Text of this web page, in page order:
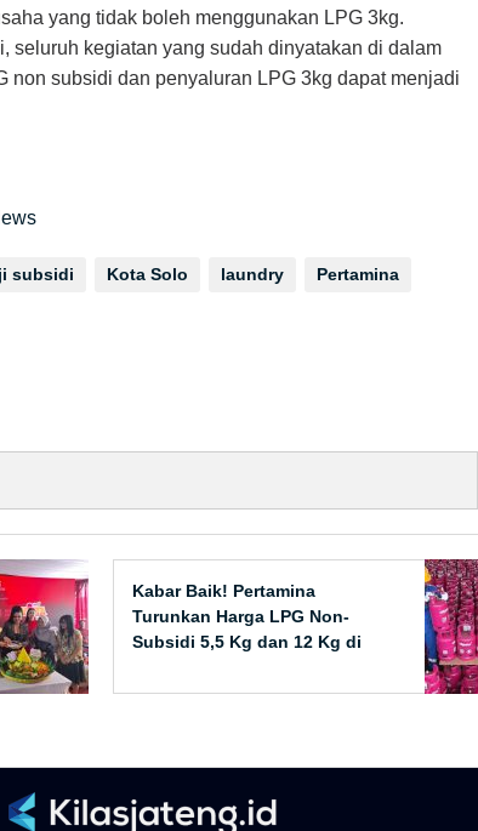
yang tidak boleh menggunakan LPG 3kg.
seluruh kegiatan yang sudah dinyatakan di dalam
non subsidi dan penyaluran LPG 3kg dapat menjadi
subsidi Kota Solo laundry Pertamina
Kabar Baik! Pertamina
Turunkan Harga LPG Non-
Subsidi 5,5 Kg dan 12 Kg di